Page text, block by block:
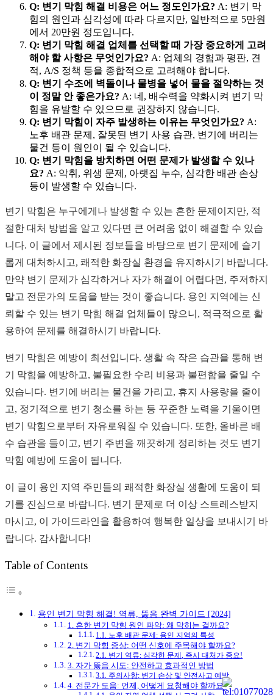
Q: 변기 막힘 해결 비용은 어느 정도인가요? A: 변기 막
힘의 원인과 심각성에 따라 다르지만, 일반적으로 5만원
에서 20만원 정도입니다.
Q: 변기 막힘 해결 업체를 선택할 때 가장 중요하게 고려
해야 할 사항은 무엇인가요? A: 업체의 경험과 평판, 견
적, A/S 정책 등을 종합적으로 고려해야 합니다.
Q: 변기 수조에 벽돌이나 물병을 넣어 물을 절약하는 것
이 정말 안 좋은가요? A: 네, 배수력을 약화시켜 변기 막
힘을 유발할 수 있으므로 권장하지 않습니다.
Q: 변기 막힘이 자주 발생하는 이유는 무엇인가요? A:
노후 배관 문제, 잘못된 변기 사용 습관, 변기에 버리는
물건 등이 원인이 될 수 있습니다.
Q: 변기 막힘을 방치하면 어떤 문제가 발생할 수 있나
요? A: 악취, 위생 문제, 아랫집 누수, 심각한 배관 손상
등이 발생할 수 있습니다.
변기 막힘은 누구에게나 발생할 수 있는 흔한 문제이지만, 적
절한 대처 방법을 알고 있다면 큰 어려움 없이 해결할 수 있습
니다. 이 글에서 제시된 정보들을 바탕으로 변기 문제에 슬기
롭게 대처하시고, 쾌적한 화장실 환경을 유지하시기 바랍니다.
만약 변기 문제가 심각하거나 자가 해결이 어렵다면, 주저하지
말고 전문가의 도움을 받는 것이 좋습니다. 용인 지역에는 신
뢰할 수 있는 변기 막힘 해결 업체들이 많으니, 적극적으로 활
용하여 문제를 해결하시기 바랍니다.
변기 막힘은 예방이 최선입니다. 생활 속 작은 습관을 통해 변
기 막힘을 예방하고, 불필요한 수리 비용과 불편함을 줄일 수
있습니다. 변기에 버리는 물건을 가리고, 휴지 사용량을 줄이
고, 정기적으로 변기 청소를 하는 등 꾸준한 노력을 기울이면
변기 막힘으로부터 자유로워질 수 있습니다. 또한, 올바른 배
수 습관을 들이고, 변기 주변을 깨끗하게 정리하는 것도 변기
막힘 예방에 도움이 됩니다.
이 글이 용인 지역 주민들의 쾌적한 화장실 생활에 도움이 되
기를 진심으로 바랍니다. 변기 문제로 더 이상 스트레스받지
마시고, 이 가이드라인을 활용하여 행복한 일상을 보내시기 바
랍니다. 감사합니다!
Table of Contents
용인 변기 막힘 해결! 역류, 뚫음 완벽 가이드 [2024]
1. 흔한 변기 막힘 원인 파악: 왜 막히는 걸까요?
1.1. 노후 배관 문제: 용인 지역의 특성
2. 변기 막힘 증상: 어떤 신호에 주목해야 할까요?
2.1. 변기 역류: 심각한 문제, 즉시 대처가 중요!
3. 자가 뚫음 시도: 안전하고 효과적인 방법
3.1. 주의사항: 변기 손상 및 안전사고 예방
4. 전문가 도움: 언제, 어떻게 요청해야 할까요?